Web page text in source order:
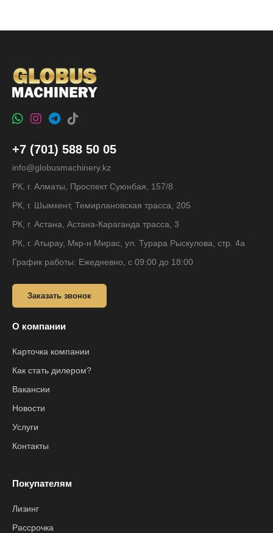
+7 (701) 588 50 05
info@globusmachinery.kz
РК, г. Алматы, Проспект Суюнбая, 157/8
РК, г. Шымкент, Темирлановская трасса, 205
РК, г. Астана, Астана-Караганда трасса, 3
РК, г. Атырау, Мкр-н Мирас, ул. Турара Рыскулова, стр. 4а
График работы: Ежедневно, с 09:00 до 18:00
Заказать звонок
О компании
Карточка компании
Как стать дилером?
Вакансии
Новости
Услуги
Контакты
Покупателям
Лизинг
Рассрочка